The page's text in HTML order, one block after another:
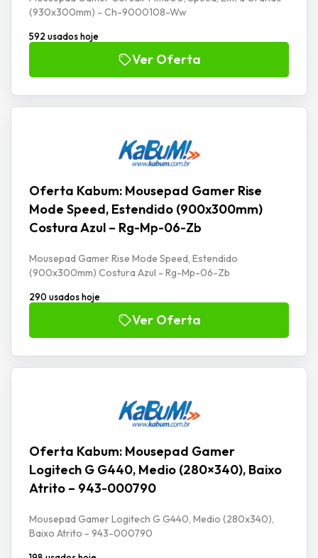
(930x300mm) - Ch-9000108-Ww
592 usados hoje
Ver Oferta
Oferta Kabum: Mousepad Gamer Rise
Mode Speed, Estendido (900x300mm)
Costura Azul – Rg-Mp-06-Zb
Mousepad Gamer Rise Mode Speed, Estendido
(900x300mm) Costura Azul - Rg-Mp-06-Zb
290 usados hoje
Ver Oferta
Oferta Kabum: Mousepad Gamer
Logitech G G440, Medio (280×340), Baixo
Atrito – 943-000790
Mousepad Gamer Logitech G G440, Medio (280x340),
Baixo Atrito - 943-000790